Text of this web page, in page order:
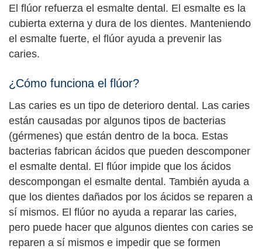
El flúor refuerza el esmalte dental. El esmalte es la
cubierta externa y dura de los dientes. Manteniendo
el esmalte fuerte, el flúor ayuda a prevenir las
caries.
¿Cómo funciona el flúor?
Las caries es un tipo de deterioro dental. Las caries
están causadas por algunos tipos de bacterias
(gérmenes) que están dentro de la boca. Estas
bacterias fabrican ácidos que pueden descomponer
el esmalte dental. El flúor impide que los ácidos
descompongan el esmalte dental. También ayuda a
que los dientes dañados por los ácidos se reparen a
sí mismos. El flúor no ayuda a reparar las caries,
pero puede hacer que algunos dientes con caries se
reparen a sí mismos e impedir que se formen